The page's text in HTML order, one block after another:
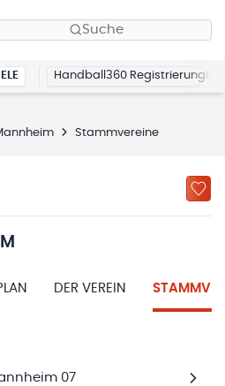
Suche
Handball360 Registrierung
Stammvereine
DER VEREIN
07